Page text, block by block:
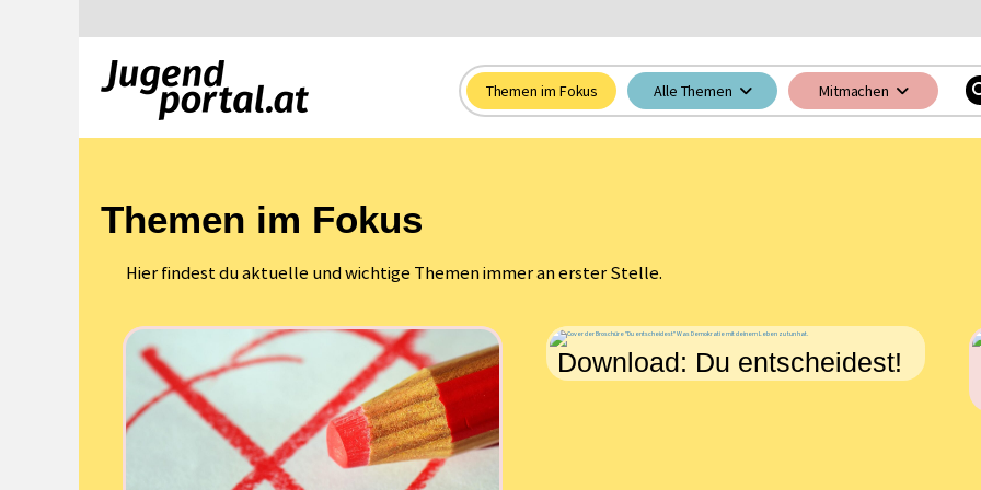
Themen im Fokus Alle Themen Mitmachen
Themen im Fokus
Hier findest du aktuelle und wichtige Themen immer an erster Stelle.
Download: Du entscheidest!